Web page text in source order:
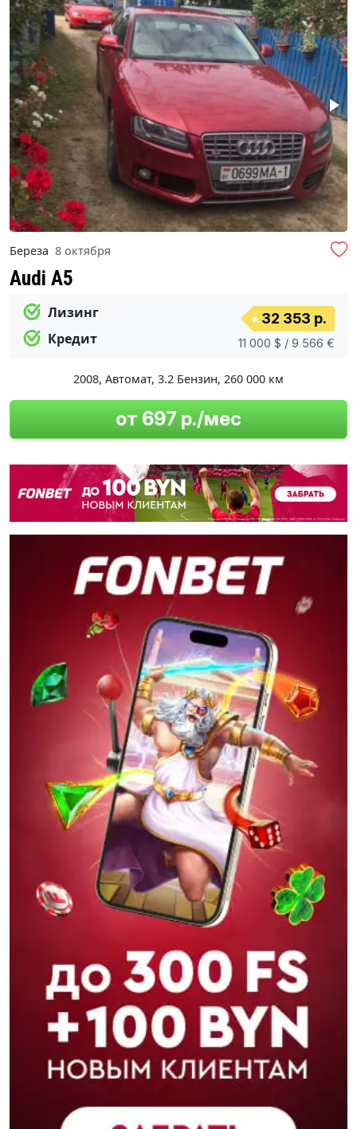
Береза 8 октября
Audi A5
Лизинг
Кредит
32 353 р.
11 000 $ / 9 566 €
2008, Автомат, 3.2 Бензин, 260 000 км
от 697 р./мес